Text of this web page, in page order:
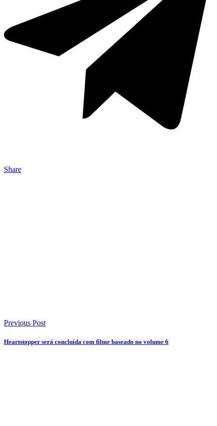
Share
Previous Post
Heartstopper será concluída com filme baseado no volume 6